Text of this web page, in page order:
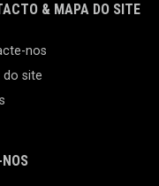
& MAPA DO SITE
nos
do site